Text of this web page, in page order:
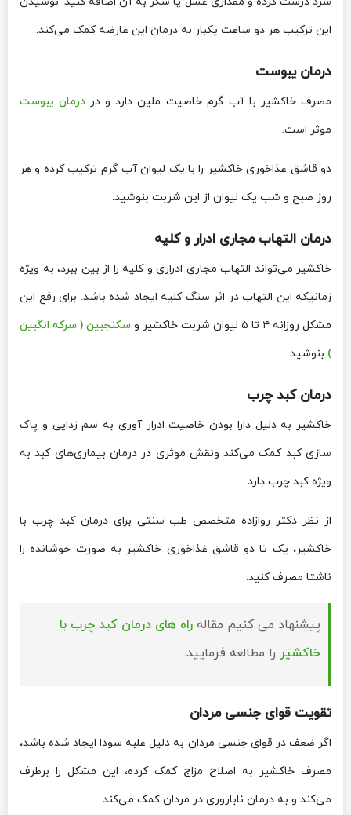
این ترکیب هر دو ساعت یکبار به درمان این عارضه کمک می‌کند.
درمان یبوست
مصرف خاکشیر با آب گرم خاصیت ملین دارد و در درمان یبوست
موثر است.
دو قاشق غذاخوری خاکشیر را با یک لیوان آب گرم ترکیب کرده و هر
روز صبح و شب یک لیوان از این شربت بنوشید.
درمان التهاب مجاری ادرار و کلیه
خاکشیر می‌تواند التهاب مجاری ادراری و کلیه را از بین ببرد، به ویژه
زمانیکه این التهاب در اثر سنگ کلیه ایجاد شده باشد. برای رفع این
مشکل روزانه ۴ تا ۵ لیوان شربت خاکشیر و
سکنجبین ( سرکه انگبین
) بنوشید.
درمان کبد چرب
خاکشیر به دلیل دارا بودن خاصیت ادرار آوری به سم زدایی و پاک
سازی کبد کمک می‌کند ونقش موثری در درمان بیماری‌های کبد به
ویژه کبد چرب دارد.
از نظر دکتر روازاده متخصص طب سنتی برای درمان کبد چرب با
خاکشیر، یک تا دو قاشق غذاخوری خاکشیر به صورت جوشانده را
ناشتا مصرف کنید.
پیشنهاد می کنیم مقاله راه های درمان کبد چرب با
خاکشیر را مطالعه فرمایید.
تقویت قوای جنسی مردان
اگر ضعف در قوای جنسی مردان به دلیل غلبه سودا ایجاد شده باشد،
مصرف خاکشیر به اصلاح مزاج کمک کرده، این مشکل را برطرف
می‌کند و به درمان ناباروری در مردان کمک می‌کند.